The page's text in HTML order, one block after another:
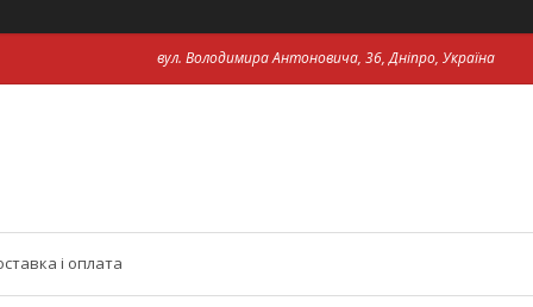
вул. Володимира Антоновича, 36, Дніпро, Україна
і оплата